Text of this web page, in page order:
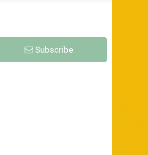
Subscribe